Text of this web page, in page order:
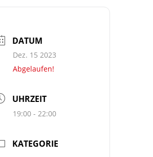
DATUM
Dez. 15 2023
Abgelaufen!
UHRZEIT
19:00 - 22:00
KATEGORIE